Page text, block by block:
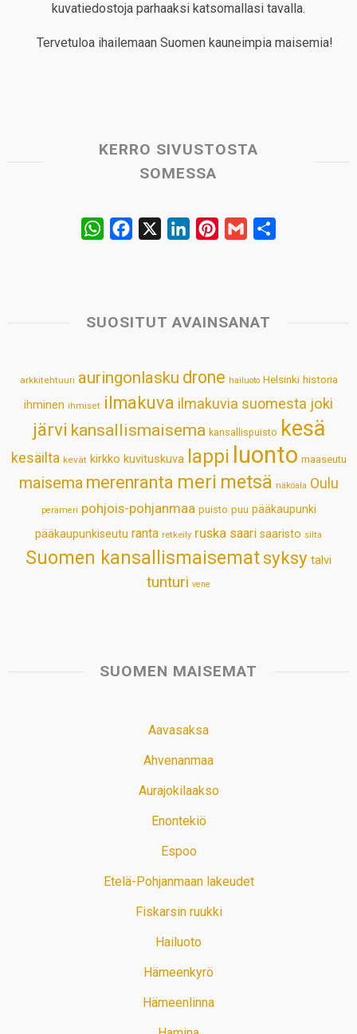
kuvatiedostoja parhaaksi katsomallasi tavalla.
Tervetuloa ihailemaan Suomen kauneimpia maisemia!
KERRO SIVUSTOSTA
SOMESSA
W
s
p
b
k
e
n
e
s
t
l
SUOSITUT AVAINSANAT
arkkitehtuuri auringonlasku drone hailuoto Helsinki historia
ihminen ihmiset ilmakuva ilmakuvia suomesta joki
järvi kansallismaisema kansallispuisto kesä
kesäilta kevät kirkko kuvituskuva lappi luonto maaseutu
maisema merenranta meri metsä näköala Oulu
perämeri pohjois-pohjanmaa puisto puu pääkaupunki
pääkaupunkiseutu ranta retkeily ruska saari saaristo silta
Suomen kansallismaisematsyksy talvi
tunturi vene
SUOMEN MAISEMAT
Aavasaksa
Ahvenanmaa
Aurajokilaakso
Enontekiö
Espoo
Etelä-Pohjanmaan lakeudet
Fiskarsin ruukki
Hailuoto
Hämeenkyrö
Hämeenlinna